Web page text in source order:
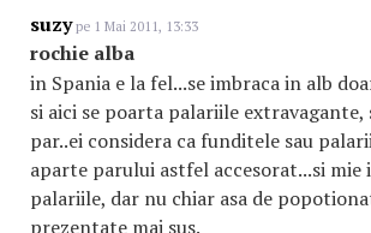
suzype 1 Mai 2011, 13:33
rochie alba
in Spania e la fel...se imbraca in alb
si aici se poarta palariile
par..ei considera ca funditele sau
aparte parului astfel accesorat...si mie
palariile, dar nu chiar asa de
prezentate mai sus.